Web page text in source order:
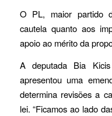
O PL, maior partido
cautela quanto aos
apoio ao mérito da
A deputada Bia
apresentou uma
determina revisões a
lei. “Ficamos ao lado